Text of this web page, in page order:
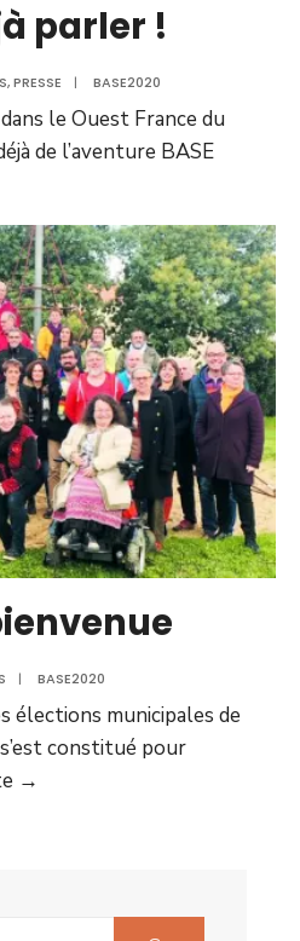
parler !
,PRESSE | BASE2020
le Ouest France du
de l’aventure BASE
| BASE2020
élections municipales de
constitué pour
→